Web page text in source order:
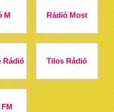
M Rádió Most
Rádió Tilos Rádió